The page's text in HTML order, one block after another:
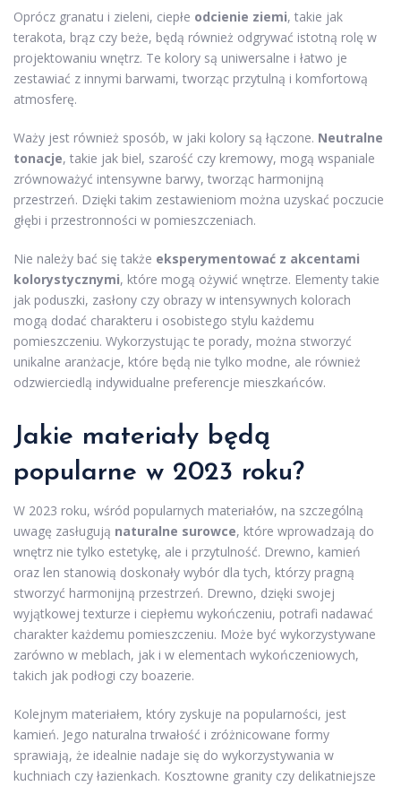
Oprócz granatu i zieleni, ciepłe odcienie ziemi, takie jak
terakota, brąz czy beże, będą również odgrywać istotną rolę w
projektowaniu wnętrz. Te kolory są uniwersalne i łatwo je
zestawiać z innymi barwami, tworząc przytulną i komfortową
atmosferę.
Waży jest również sposób, w jaki kolory są łączone. Neutralne
tonacje, takie jak biel, szarość czy kremowy, mogą wspaniale
zrównoważyć intensywne barwy, tworząc harmonijną
przestrzeń. Dzięki takim zestawieniom można uzyskać poczucie
głębi i przestronności w pomieszczeniach.
Nie należy bać się także eksperymentować z akcentami
kolorystycznymi, które mogą ożywić wnętrze. Elementy takie
jak poduszki, zasłony czy obrazy w intensywnych kolorach
mogą dodać charakteru i osobistego stylu każdemu
pomieszczeniu. Wykorzystując te porady, można stworzyć
unikalne aranżacje, które będą nie tylko modne, ale również
odzwierciedlą indywidualne preferencje mieszkańców.
Jakie materiały będą
popularne w 2023 roku?
W 2023 roku, wśród popularnych materiałów, na szczególną
uwagę zasługują naturalne surowce, które wprowadzają do
wnętrz nie tylko estetykę, ale i przytulność. Drewno, kamień
oraz len stanowią doskonały wybór dla tych, którzy pragną
stworzyć harmonijną przestrzeń. Drewno, dzięki swojej
wyjątkowej texturze i ciepłemu wykończeniu, potrafi nadawać
charakter każdemu pomieszczeniu. Może być wykorzystywane
zarówno w meblach, jak i w elementach wykończeniowych,
takich jak podłogi czy boazerie.
Kolejnym materiałem, który zyskuje na popularności, jest
kamień. Jego naturalna trwałość i zróżnicowane formy
sprawiają, że idealnie nadaje się do wykorzystywania w
kuchniach czy łazienkach. Kosztowne granity czy delikatniejsze